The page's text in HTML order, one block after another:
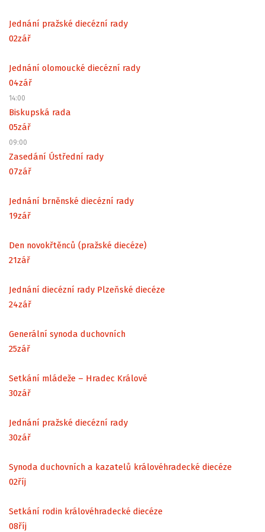
Jednání pražské diecézní rady
02zář
Jednání olomoucké diecézní rady
04zář
14:00
Biskupská rada
05zář
09:00
Zasedání Ústřední rady
07zář
Jednání brněnské diecézní rady
19zář
Den novokřtěnců (pražské diecéze)
21zář
Jednání diecézní rady Plzeňské diecéze
24zář
Generální synoda duchovních
25zář
Setkání mládeže – Hradec Králové
30zář
Jednání pražské diecézní rady
30zář
Synoda duchovních a kazatelů královéhradecké diecéze
02říj
Setkání rodin královéhradecké diecéze
08říj